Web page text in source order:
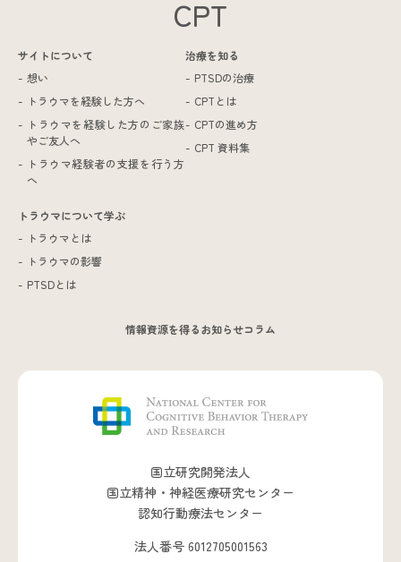
CPT
サイトについて
想い
トラウマを経験した方へ
トラウマを経験した方のご家族
やご友人へ
トラウマ経験者の支援を行う方
へ
トラウマについて学ぶ
トラウマとは
トラウマの影響
PTSDとは
治療を知る
PTSDの治療
CPTとは
CPTの進め方
CPT 資料集
情報資源を得るお知らせコラム
国立研究開発法人
国立精神・神経医療研究センター
認知行動療法センター
法人番号 6012705001563